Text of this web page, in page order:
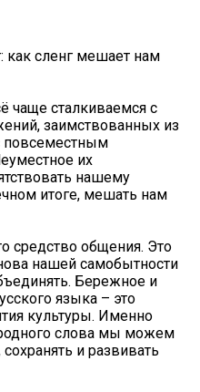
как сленг мешает нам
сталкиваемся с
заимствованных из
повсеместным
их
нашему
итоге, мешать нам
средство общения. Это
нашей самобытности
Бережное и
языка – это
культуры. Именно
родного слова мы можем
и развивать